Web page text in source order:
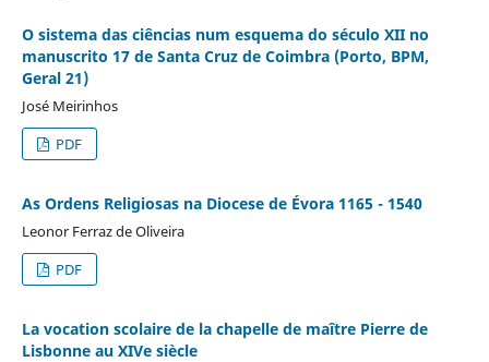
O sistema das ciências num esquema do século XII no
manuscrito 17 de Santa Cruz de Coimbra (Porto, BPM,
Geral 21)
José Meirinhos
PDF
As Ordens Religiosas na Diocese de Évora 1165 - 1540
Leonor Ferraz de Oliveira
PDF
La vocation scolaire de la chapelle de maître Pierre de
Lisbonne au XIVe siècle